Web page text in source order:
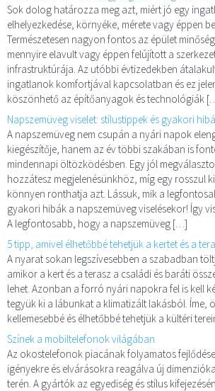
Sok dolog határozza meg azt, miért jó egy
elhelyezkedése, környéke, mérete vagy éppen
Természetesen nagyon fontos az épület
mennyire elavult vagy éppen felújított a
infrastruktúrája. Az utóbbi évtizedekben
ingatlanok komfortjával kapcsolatban és ez
köszönhető az építőanyagok és technológiák
Napszemüveg viselet: stílustippek és gyakori
A napszemüveg nem csupán a nyári napok
kiegészítője, hanem az év többi szakában is
mindennapi öltözködésben. Egy jól
hozzátesz megjelenésünkhöz, míg egy rosszul
könnyen ronthatja azt. Lássuk, mik a
gyakori hibák a napszemüveg viselésekor! Így
A legfontosabb, hogy a napszemüveg […]
5 tipp, amivel élhetőbbé tehetjük a kertet és a
A nyarat sokan legszívesebben a szabadban
amikor a kert és a terasz a családi és baráti
lehet. Azonban a forró nyári napokra fel is kell
tegyük ki a lábunkat a klimatizált lakásból. Íme,
kellemesebbé és élhetőbbé tehetjük a kültéri
Színek a mobiltelefonok világában
Az okostelefonok piacának folyamatos
igényekre és elvárásokra reagálva új
terén. A gyártók az egyediség és stílus